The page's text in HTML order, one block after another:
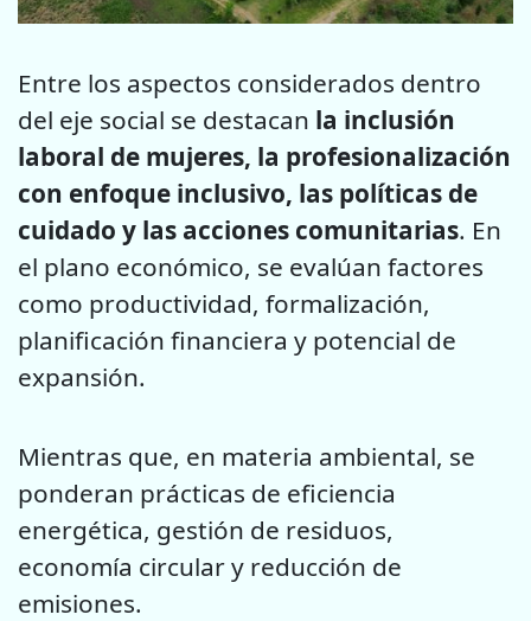
Entre los aspectos considerados dentro
del eje social se destacan la inclusión
laboral de mujeres, la profesionalización
con enfoque inclusivo, las políticas de
cuidado y las acciones comunitarias. En
el plano económico, se evalúan factores
como productividad, formalización,
planificación financiera y potencial de
expansión.
Mientras que, en materia ambiental, se
ponderan prácticas de eficiencia
energética, gestión de residuos,
economía circular y reducción de
emisiones.